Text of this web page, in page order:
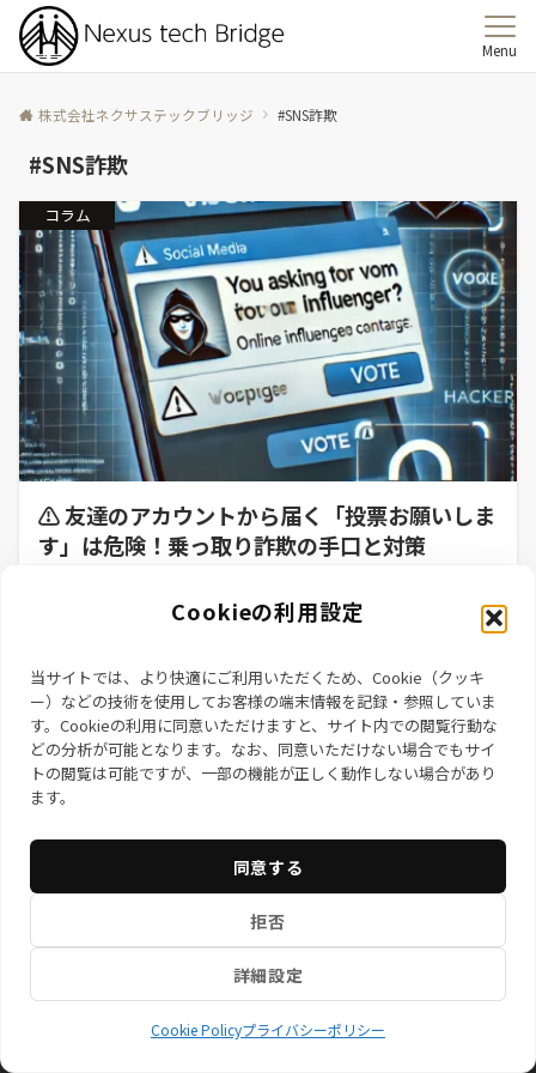
Cookieの利用設定
当サイトでは、より快適にご利用いただくため、Cookie（クッキ
ー）などの技術を使用してお客様の端末情報を記録・参照していま
す。Cookieの利用に同意いただけますと、サイト内での閲覧行動な
どの分析が可能となります。なお、同意いただけない場合でもサイ
トの閲覧は可能ですが、一部の機能が正しく動作しない場合があり
ます。
同意する
拒否
詳細設定
Cookie Policyプライバシーポリシー
Menu
株式会社ネクサステックブリッジ #SNS詐欺
#SNS詐欺
コラム
⚠ 友達のアカウントから届く「投票お願いしま
す」は危険！乗っ取り詐欺の手口と対策
ます」は危険！乗っ取り詐欺の手口と...
2025年3月7日
お知らせ サービス一覧
特定商取引法に基づく表記
情報セキュリティ基本方針
要
Cookie Policy (EU)
プライバシーポリシ
ー
Powered byEmanon